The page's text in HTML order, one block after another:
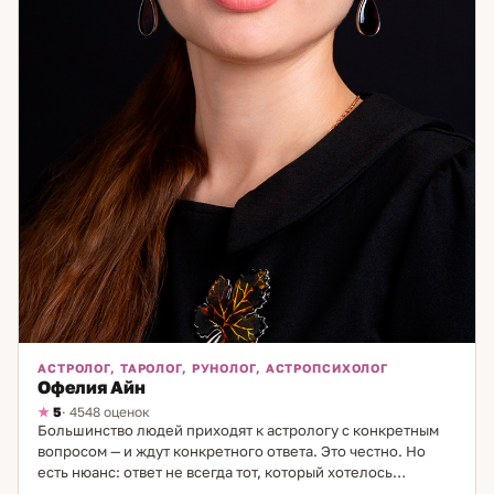
АСТРОЛОГ, ТАРОЛОГ, РУНОЛОГ, АСТРОПСИХОЛОГ
Офелия Айн
5· 4548 оценок
Большинство людей приходят к астрологу с конкретным
вопросом — и ждут конкретного ответа. Это честно. Но
есть нюанс: ответ не всегда тот, который хотелось